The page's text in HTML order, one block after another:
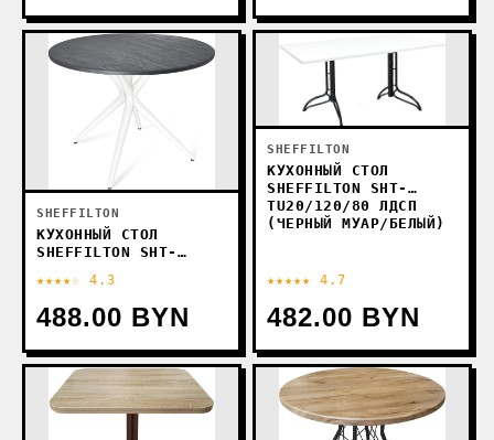
SHEFFILTON
КУХОННЫЙ СТОЛ
SHEFFILTON SHT-
КАМЕННЫЙ УГОЛЬ)
★★★★☆ 4.3
488.00 BYN
SHEFFILTON
КУХОННЫЙ СТОЛ
SHEFFILTON SHT-
TU20/120/80 ЛДСП
(ЧЕРНЫЙ МУАР/БЕЛЫЙ)
★★★★★ 4.7
482.00 BYN